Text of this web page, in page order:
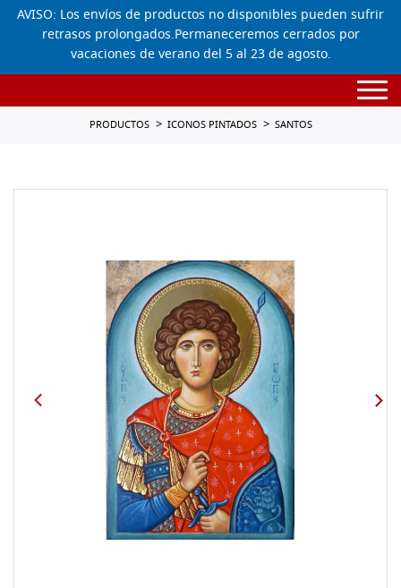
AVISO: Los envíos de productos no disponibles pueden sufrir
retrasos prolongados.Permaneceremos cerrados por
vacaciones de verano del 5 al 23 de agosto.
PRODUCTOS ICONOS PINTADOS SANTOS